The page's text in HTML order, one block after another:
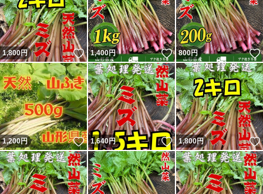
1,800円 いいね！
1,400円 いいね！
800円
1,200円 いいね！
1,640円 いいね！
1,800円